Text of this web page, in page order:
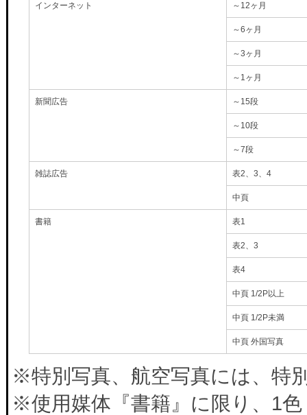
インターネット ～12ヶ月
～6ヶ月
～3ヶ月
～1ヶ月
新聞広告 ～15段
～10段
～7段
雑誌広告 表2、3、4
中頁
書籍 表1
表2、3
表4
中頁 1/2P以上
中頁 1/2P未満
中頁 外国写真
※特別写真、航空写真には、特
※使用媒体『書籍』に限り、1